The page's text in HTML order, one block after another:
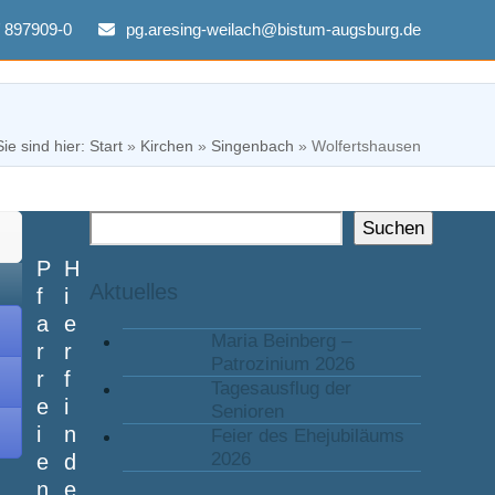
897909-0 pg.aresing-weilach@bistum-augsburg.de
sind hier: Start» Kirchen » Singenbach » Wolfertshausen
Suchen
Aktuelles
Maria Beinberg –
Patrozinium 2026
Tagesausflug der
Senioren
Feier des Ehejubiläums
2026
P
f
a
r
r
e
i
e
n
H
i
e
r
f
i
n
d
e